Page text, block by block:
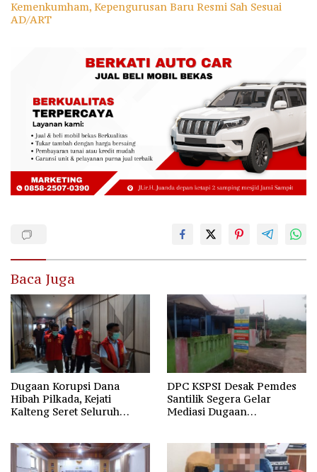
Kemenkumham, Kepengurusan Baru Resmi Sah Sesuai
AD/ART
Baca Juga
Dugaan Korupsi Dana
Hibah Pilkada, Kejati
Kalteng Seret Seluruh
DPC KSPSI Desak Pemdes
Santilik Segera Gelar
Mediasi Dugaan